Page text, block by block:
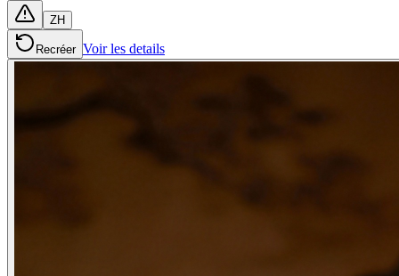
ZH
Recréer Voir les details